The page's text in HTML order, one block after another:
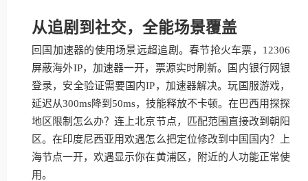
从追剧到社交，全能场景覆盖
回国加速器的使用场景远超追剧。春节抢火车票，12306
屏蔽海外IP，加速器一开，票源实时刷新。国内银行网银
登录，安全验证需要国内IP，加速器解决。玩国服游戏，
延迟从300ms降到50ms，技能释放不卡顿。在巴西用探探
地区限制怎么办？连上北京节点，匹配范围直接改到朝阳
区。在印度尼西亚用欢遇怎么把定位修改到中国国内？上
海节点一开，欢遇显示你在黄浦区，附近的人功能正常使
用。